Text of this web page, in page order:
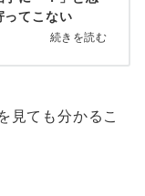
ってこない
続きを読む
見ても分かるこ